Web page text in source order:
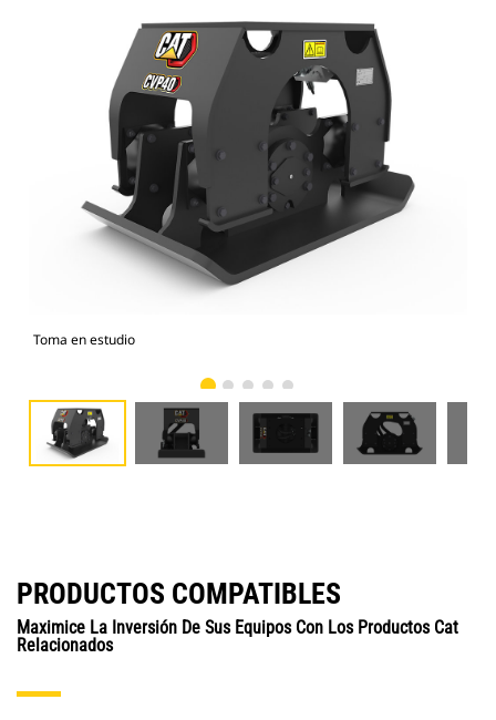
Toma en estudio
PRODUCTOS COMPATIBLES
Maximice La Inversión De Sus Equipos Con Los Productos Cat
Relacionados